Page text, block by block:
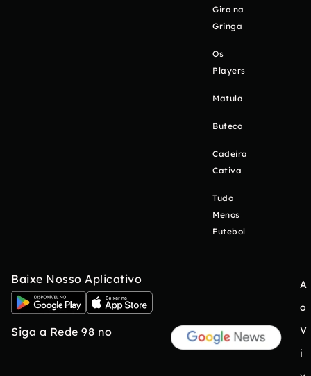
Giro na
Gringa
Os
Players
Matula
Buteco
Cadeira
Cativa
Tudo
Menos
Futebol
Baixe Nosso Aplicativo
Siga a Rede 98 no
A
o
V
i